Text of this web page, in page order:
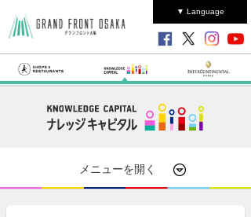
▼ Language
メニューを開く